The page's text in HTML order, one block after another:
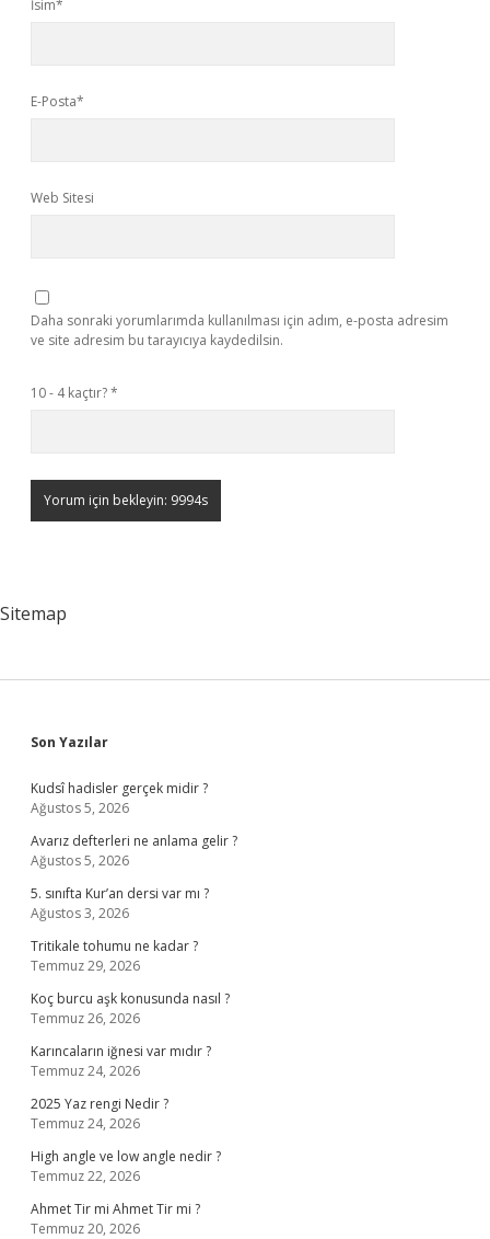
İsim*
E-Posta*
Web Sitesi
Daha sonraki yorumlarımda kullanılması için adım, e-posta adresim
ve site adresim bu tarayıcıya kaydedilsin.
10 - 4 kaçtır?*
Sitemap
Sidebar
Son Yazılar
Kudsî hadisler gerçek midir ?
Ağustos 5, 2026
Avarız defterleri ne anlama gelir ?
Ağustos 5, 2026
5. sınıfta Kur’an dersi var mı ?
Ağustos 3, 2026
Tritikale tohumu ne kadar ?
Temmuz 29, 2026
Koç burcu aşk konusunda nasıl ?
Temmuz 26, 2026
Karıncaların iğnesi var mıdır ?
Temmuz 24, 2026
2025 Yaz rengi Nedir ?
Temmuz 24, 2026
High angle ve low angle nedir ?
Temmuz 22, 2026
Ahmet Tir mi Ahmet Tir mi ?
Temmuz 20, 2026